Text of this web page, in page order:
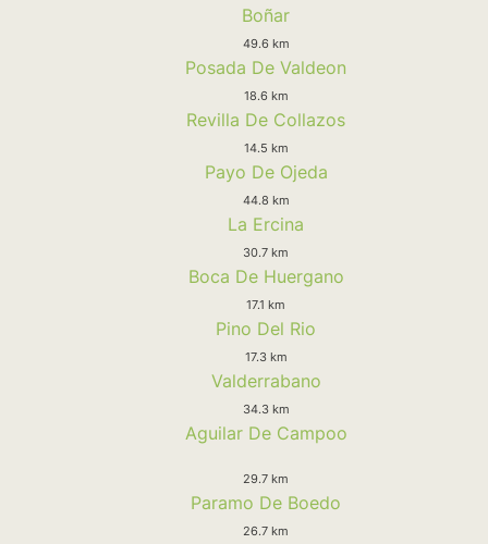
Boñar
49.6 km
Posada De Valdeon
18.6 km
Revilla De Collazos
14.5 km
Payo De Ojeda
44.8 km
La Ercina
30.7 km
Boca De Huergano
17.1 km
Pino Del Rio
17.3 km
Valderrabano
34.3 km
Aguilar De Campoo
29.7 km
Paramo De Boedo
26.7 km